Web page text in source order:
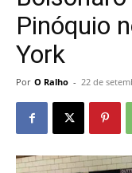
Pinóquio
York
Por O Ralho - 22 de